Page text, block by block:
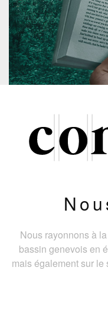
Nous rayonnons à
bassin genevois en
mais également sur